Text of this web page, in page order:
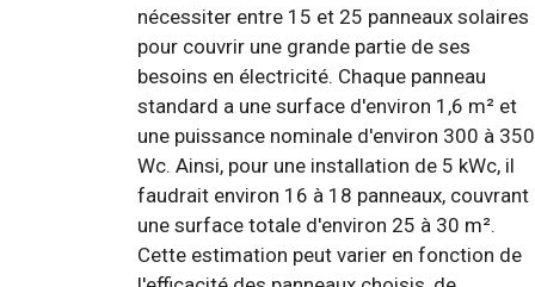
nécessiter entre 15 et 25 panneaux solaires
pour couvrir une grande partie de ses
besoins en électricité. Chaque panneau
standard a une surface d'environ 1,6 m² et
une puissance nominale d'environ 300 à 350
Wc. Ainsi, pour une installation de 5 kWc, il
faudrait environ 16 à 18 panneaux, couvrant
une surface totale d'environ 25 à 30 m².
Cette estimation peut varier en fonction de